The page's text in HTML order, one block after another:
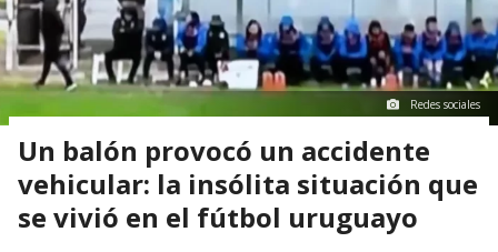
Redes sociales
Un balón provocó un accidente
vehicular: la insólita situación que
se vivió en el fútbol uruguayo